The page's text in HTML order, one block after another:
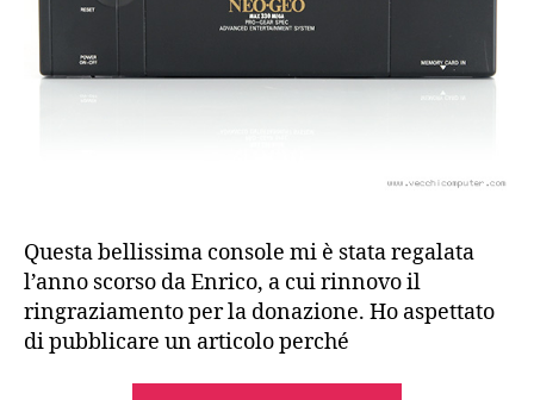
Questa bellissima console mi è stata regalata
l’anno scorso da Enrico, a cui rinnovo il
ringraziamento per la donazione. Ho aspettato
di pubblicare un articolo perché